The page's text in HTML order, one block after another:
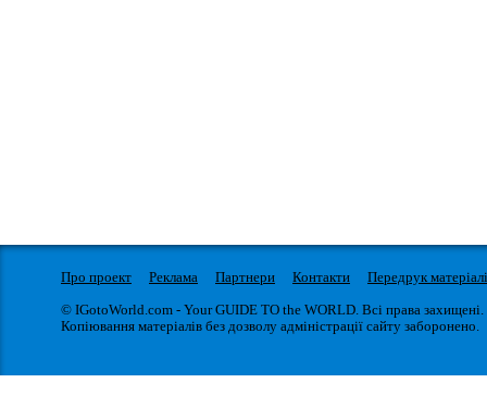
Про проект Реклама Партнери Контакти
Передрук
© IGotoWorld.com - Your GUIDE TO the WORLD. Всі права захищені.
Копіювання матеріалів без дозволу адміністрації сайту заборонено.